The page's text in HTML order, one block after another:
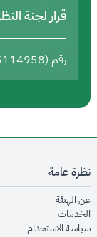
قرار لجنة
رقم (45114958/ق/1445هـ) وتاريخ (02/09/1445هـ)
نظرة عامة
عن الهيئةnew window
الخدماتnew window
سياسة الاستخدام